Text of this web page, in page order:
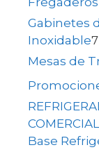
Gabinetes
Inoxidable7
Mesas de
Base